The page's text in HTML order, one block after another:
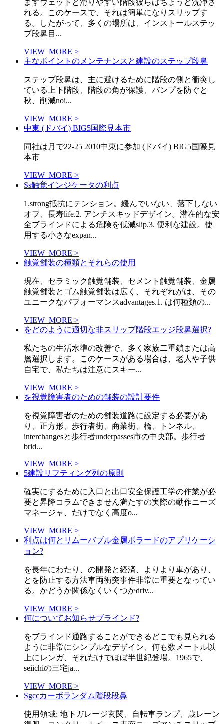
ますウェットと滑りやすい階段彼らはちょうど洗浄さ
れる。このケースで、それは簡単になりスリップす
る。したがって、多くの場所は、インストールステッ
プ段鼻目...
VIEW_MORE >
主なポイントのメンテナンスと建設のステップ段鼻
ステップ段鼻は、主に避けるために階段の側と衝突し
ている上下階段、階段の角が保護、バンプを防ぐと
秋、削減noi...
VIEW_MORE >
中東 (ドバイ) BIG5国際見本市
同社は月で22-25 2010中東に参加 (ドバイ) BIG5国際見
本市
VIEW_MORE >
Ss触覚インジケータの利点
1.strong抵抗にテンション。緩んでいない、落下しない
オフ、長寿life.2. アンチスキッドデザイン。潜在的な安
全ブラインドによる危険を低減slip.3. 便利な建設。使
用する小さなexpan...
VIEW_MORE >
触覚舗装の種類とそれらの使用
現在、セラミック触覚舗装、セメント触覚舗装、金属
触覚舗装とゴム触覚舗装は広く、それぞれがは、その
ユニークなパフォーマンスadvantages.1. は何種類の...
VIEW_MORE >
をどのように適切な非スリップ階段エッジ段鼻選択?
私たちの生活水準の改善で、多く家族二重鎖または高
層選択します。このケースがある場合は、老人や子供
自宅で、私たちは注意にスキー...
VIEW_MORE >
を視覚障害者のための舗装の設計要件
を視覚障害者のための舗装道路に設定する必要があ
り、正方形、歩行者街、商業街、橋、トンネル、
interchangesと歩行者underpasses市の中央部。歩行者
brid...
VIEW_MORE >
5建設リフティング列の原則
確実にするために入口と出口安全保護工学の作業が必
要と昇降コラムできません満たすの実際の動作ニーズ
マネージャ、だけでなく高度o...
VIEW_MORE >
利点は何とリムーバブル金属ボラードのアプリケーシ
ョン?
を長年にわたり、の開発と経済、よりより車があり、
とを防止する方法車両衝突事件非常に重要となってい
る。かどうか関係なくいくつかdriv...
VIEW_MORE >
何についてお知らせブラインド?
をブラインド通路することができるどこでも見られる
ように非常にシンプルなデザイン、何も数メートル以
上にレンガ、それだけでほぼ半世紀登場。1965で、
seiichiの三宅ja...
VIEW_MORE >
Sgccカーボランダム階段段鼻
使用領域: 地下ガレージ玄関、自転車ランプ、歳レーン